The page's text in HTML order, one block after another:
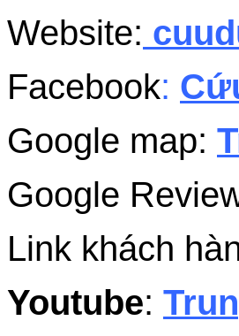
Website:
Facebook:
Google map:
Google
Link khách
Youtube: